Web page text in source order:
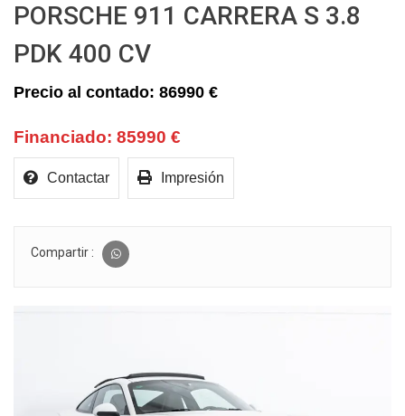
PORSCHE 911 CARRERA S 3.8
PDK 400 CV
86990 €
85990 €
Contactar Impresión
Compartir :